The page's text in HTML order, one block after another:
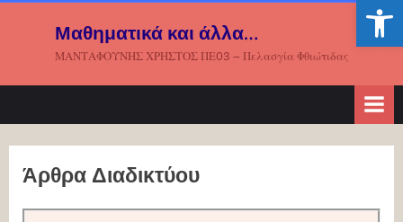
Μαθηματικά και άλλα…
ΜΑΝΤΑΦΟΥΝΗΣ ΧΡΗΣΤΟΣ ΠΕ03 – Πελασγία Φθιώτιδας
Άρθρα Διαδικτύου